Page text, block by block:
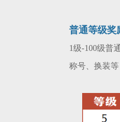
普通等级奖
1级-100级普
称号、换装